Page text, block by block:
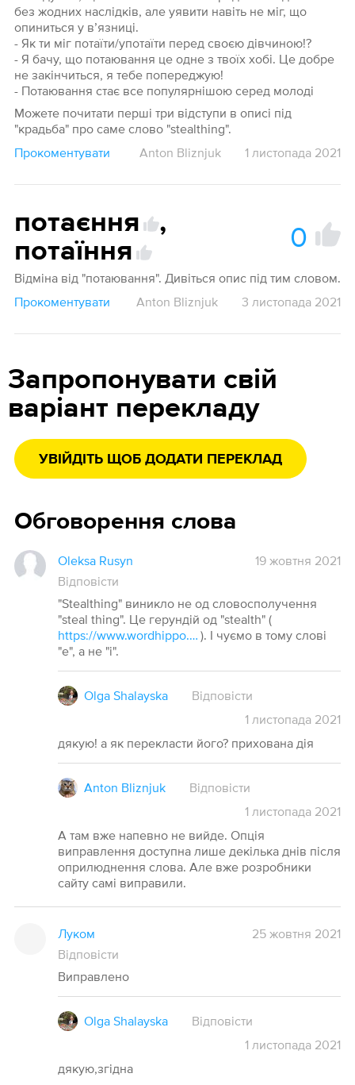
без жодних наслідків, але уявити навіть не міг, що
опиниться у в’язниці.
- Як ти міг потаїти/употаїти перед своєю дівчиною!?
- Я бачу, що потаювання це одне з твоїх хобі. Це добре
не закінчиться, я тебе попереджую!
- Потаювання стає все популярнішою серед молоді
Можете почитати перші три відступи в описі під
"крадьба" про саме слово "stealthing".
Прокоментувати
Anton Bliznjuk 1 листопада 2021
потаєння
,
потаїння
0
Відміна від "потаювання". Дивіться опис під тим словом.
Прокоментувати
Anton Bliznjuk 3 листопада 2021
Запропонувати свій
варіант перекладу
УВІЙДІТЬ ЩОБ ДОДАТИ ПЕРЕКЛАД
Обговорення слова
Oleksa Rusyn
19 жовтня 2021
Відповісти
"Stealthing" виникло не од словосполучення
"steal thing". Це герундій од "stealth" (
https://www.wordhippo.com/what-is/the-verb-for/stealth.html ). І чуємо в тому слові
"е", а не "і".
Olga Shalayska
Відповісти
1 листопада 2021
дякую! а як перекласти його? прихована дія
Anton Bliznjuk
Відповісти
1 листопада 2021
А там вже напевно не вийде. Опція
виправлення доступна лише декілька днів після
оприлюднення слова. Але вже розробники
сайту самі виправили.
Луком
25 жовтня 2021
Відповісти
Виправлено
Olga Shalayska
Відповісти
1 листопада 2021
дякую,згідна